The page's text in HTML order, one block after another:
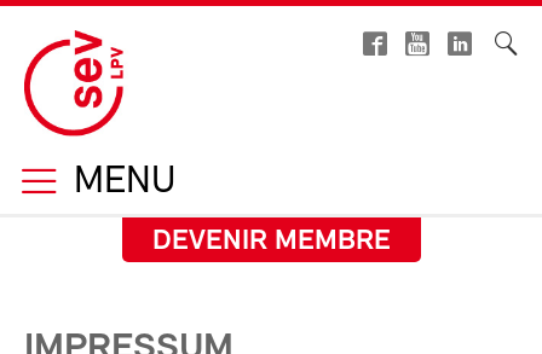
MENU
DEVENIR MEMBRE